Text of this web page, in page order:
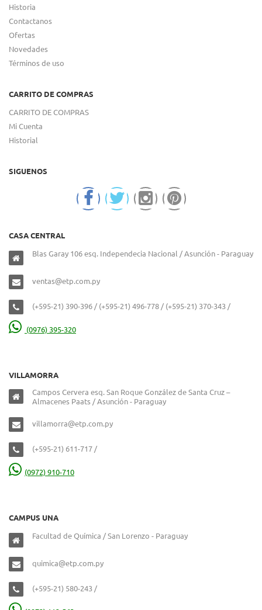
Historia
Contactanos
Ofertas
Novedades
Términos de uso
CARRITO DE COMPRAS
CARRITO DE COMPRAS
Mi Cuenta
Historial
SIGUENOS
CASA CENTRAL
Blas Garay 106 esq. Independecia Nacional / Asunción - Paraguay
ventas@etp.com.py
(+595-21) 390-396 / (+595-21) 496-778 / (+595-21) 370-343 /
(0976) 395-320
VILLAMORRA
Campos Cervera esq. San Roque González de Santa Cruz –
Almacenes Paats / Asunción - Paraguay
villamorra@etp.com.py
(+595-21) 611-717 /
(0972) 910-710
CAMPUS UNA
Facultad de Química / San Lorenzo - Paraguay
quimica@etp.com.py
(+595-21) 580-243 /